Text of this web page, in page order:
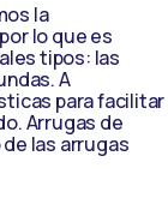
la
lo que es
tipos: las
A
para facilitar
Arrugas de
las arrugas